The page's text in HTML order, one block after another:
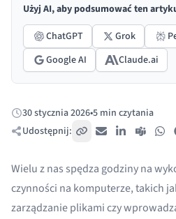
Użyj AI, aby podsumować ten
ChatGPT
Grok
Google AI
Claude.ai
Opublikowano:
30 stycznia 2026•5 min czytania
Udostępnij:
Skopiuj link
E-mail LinkedIn
Teams
Wielu z nas spędza godziny na
czynności na komputerze, takich
zarządzanie plikami czy